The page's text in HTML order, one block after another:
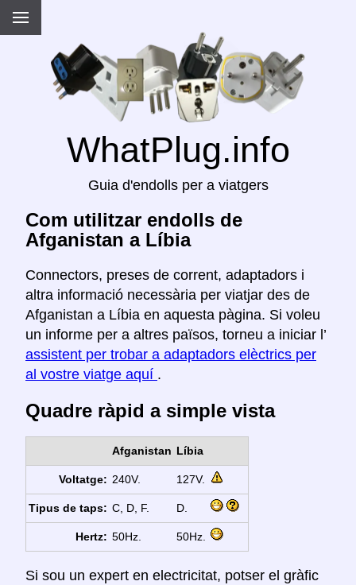
WhatPlug.info
Guia d'endolls per a viatgers
Com utilitzar endolls de
Afganistan a Líbia
Connectors, preses de corrent, adaptadors i
altra informació necessària per viatjar des de
Afganistan a Líbia en aquesta pàgina. Si voleu
un informe per a altres països, torneu a iniciar l’
assistent per trobar a adaptadors elèctrics per
al vostre viatge aquí .
Quadre ràpid a simple vista
Afganistan Líbia
Voltatge: 240V. 127V.
Tipus de taps: C, D, F. D.
Hertz: 50Hz. 50Hz.
Si sou un expert en electricitat, potser el gràfic